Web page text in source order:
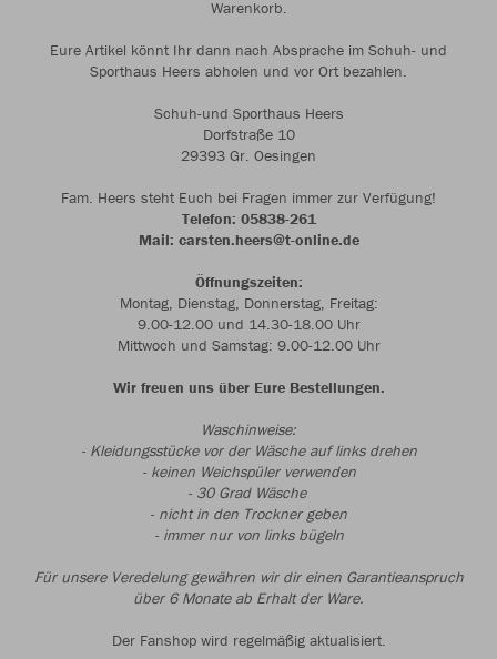
Warenkorb.
Eure Artikel könnt Ihr dann nach Absprache im Schuh- und
Sporthaus Heers abholen und vor Ort bezahlen.
Schuh-und Sporthaus Heers
Dorfstraße 10
29393 Gr. Oesingen
Fam. Heers steht Euch bei Fragen immer zur Verfügung!
Telefon: 05838-261
Mail: carsten.heers@t-online.de
Öffnungszeiten:
Montag, Dienstag, Donnerstag, Freitag:
9.00-12.00 und 14.30-18.00 Uhr
Mittwoch und Samstag: 9.00-12.00 Uhr
Wir freuen uns über Eure Bestellungen.
Waschinweise:
- Kleidungsstücke vor der Wäsche auf links drehen
- keinen Weichspüler verwenden
- 30 Grad Wäsche
- nicht in den Trockner geben
- immer nur von links bügeln
Für unsere Veredelung gewähren wir dir einen Garantieanspruch
über 6 Monate ab Erhalt der Ware.
Der Fanshop wird regelmäßig aktualisiert.